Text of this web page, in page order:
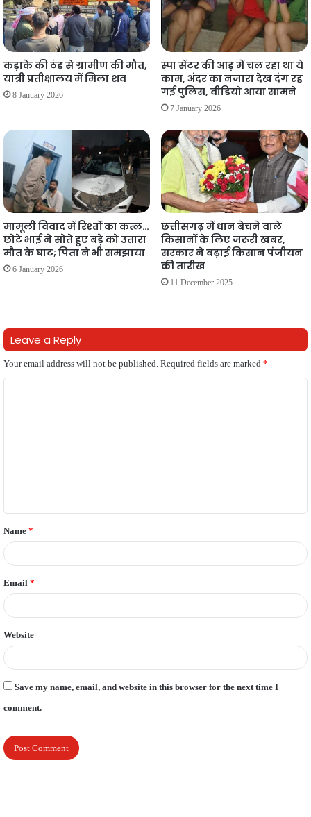
कड़ाके की ठंड से ग्रामीण की मौत,
यात्री प्रतीक्षालय में मिला शव
8 January 2026
स्पा सेंटर की आड़ में चल रहा था ये
काम, अंदर का नजारा देख दंग रह
गई पुलिस, वीडियो आया सामने
7 January 2026
मामूली विवाद में रिश्तों का कत्ल…
छोटे भाई ने सोते हुए बड़े को उतारा
मौत के घाट; पिता ने भी समझाया
6 January 2026
छत्तीसगढ़ में धान बेचने वाले
किसानों के लिए जरूरी खबर,
सरकार ने बढ़ाई किसान पंजीयन
की तारीख
11 December 2025
Leave a Reply
Your email address will not be published. Required fields are marked *
t
*
Name *
Email *
Website
Save my name, email, and website in this browser for the next time I
comment.